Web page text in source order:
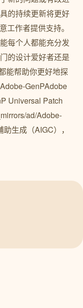
的持续更新将更好
工作者提供支持。
每个人都能充分发
的设计爱好者还是
能帮助你更好地探
GenPAdobe
Universal Patch
ad/Adobe-
生成（AIGC），